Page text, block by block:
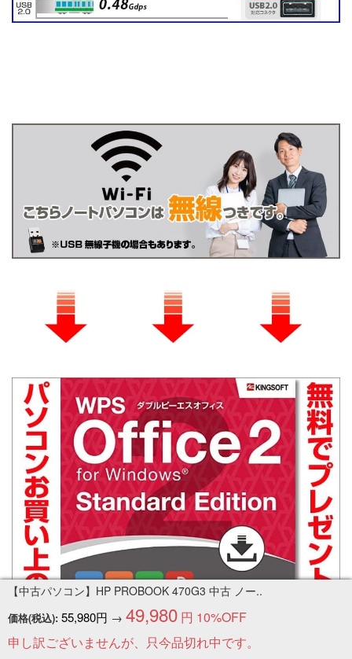
【中古パソコン】HP PROBOOK 470G3 中古 ノー..
価格(税込): 55,980円 → 49,980 円 10%OFF
申し訳ございませんが、只今品切れ中です。